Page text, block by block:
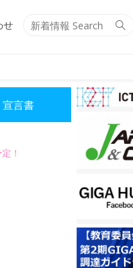
Search
せ
宣言書
！